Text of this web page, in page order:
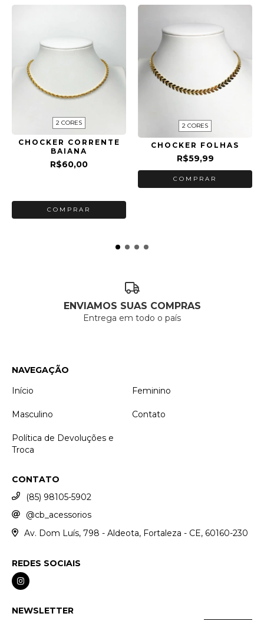
2 CORES
CHOCKER CORRENTE
BAIANA
R$60,00
COMPRAR
2 CORES
CHOCKER FOLHAS
R$59,99
COMPRAR
ENVIAMOS SUAS COMPRAS
Entrega em todo o país
NAVEGAÇÃO
Início
Feminino
Masculino Contato
Política de Devoluções e
Troca
CONTATO
(85) 98105-5902
@cb_acessorios
Av. Dom Luís, 798 - Aldeota, Fortaleza - CE, 60160-230
REDES SOCIAIS
NEWSLETTER